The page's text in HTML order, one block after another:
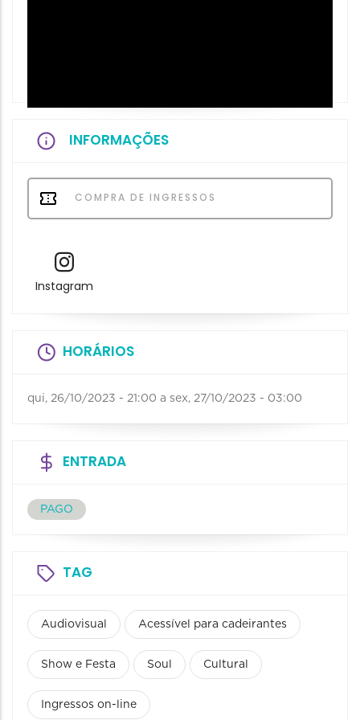
INFORMAÇÕES
COMPRA DE INGRESSOS
Instagram
HORÁRIOS
qui, 26/10/2023 - 21:00 a sex, 27/10/2023 - 03:00
ENTRADA
PAGO
TAG
Audiovisual Acessível para cadeirantes
Show e Festa Soul Cultural
Ingressos on-line